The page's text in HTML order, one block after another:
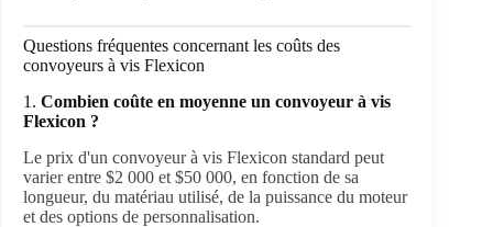
Questions fréquentes concernant les coûts des
convoyeurs à vis Flexicon
1. Combien coûte en moyenne un convoyeur à vis
Flexicon ?
Le prix d'un convoyeur à vis Flexicon standard peut
varier entre $2 000 et $50 000, en fonction de sa
longueur, du matériau utilisé, de la puissance du moteur
et des options de personnalisation.